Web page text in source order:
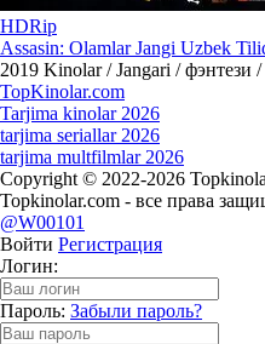
HDRip
Assasin: Olamlar Jangi Uzbek
2019 Kinolar / Jangari / фэнтези
TopKinolar.com
Tarjima kinolar 2026
tarjima seriallar 2026
tarjima multfilmlar 2026
Copyright © 2022-2026
Topkinolar.com - все права
@W00101
Войти Регистрация
Логин:
Пароль: Забыли пароль?